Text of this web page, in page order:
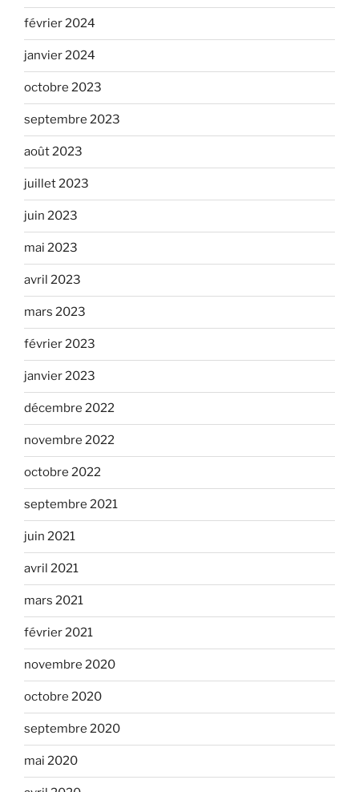
février 2024
janvier 2024
octobre 2023
septembre 2023
août 2023
juillet 2023
juin 2023
mai 2023
avril 2023
mars 2023
février 2023
janvier 2023
décembre 2022
novembre 2022
octobre 2022
septembre 2021
juin 2021
avril 2021
mars 2021
février 2021
novembre 2020
octobre 2020
septembre 2020
mai 2020